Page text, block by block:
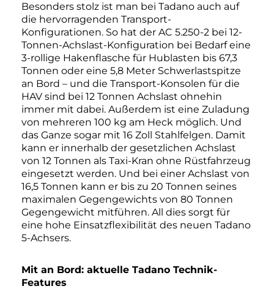
Besonders stolz ist man bei Tadano auch auf
die hervorragenden Transport-
Konfigurationen. So hat der AC 5.250-2 bei 12-
Tonnen-Achslast-Konfiguration bei Bedarf eine
3-rollige Hakenflasche für Hublasten bis 67,3
Tonnen oder eine 5,8 Meter Schwerlastspitze
an Bord – und die Transport-Konsolen für die
HAV sind bei 12 Tonnen Achslast ohnehin
immer mit dabei. Außerdem ist eine Zuladung
von mehreren 100 kg am Heck möglich. Und
das Ganze sogar mit 16 Zoll Stahlfelgen. Damit
kann er innerhalb der gesetzlichen Achslast
von 12 Tonnen als Taxi-Kran ohne Rüstfahrzeug
eingesetzt werden. Und bei einer Achslast von
16,5 Tonnen kann er bis zu 20 Tonnen seines
maximalen Gegengewichts von 80 Tonnen
Gegengewicht mitführen. All dies sorgt für
eine hohe Einsatzflexibilität des neuen Tadano
5-Achsers.
Mit an Bord: aktuelle Tadano Technik-
Features